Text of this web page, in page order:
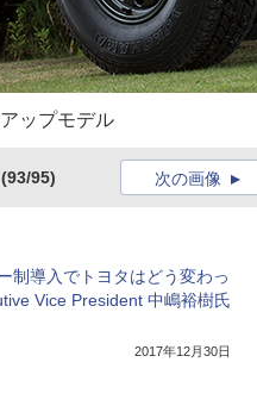
ップモデル
(93/95) 次の画像
制導入でトヨタはどう変わっ
Vice President 中嶋裕樹氏
2017年12月30日